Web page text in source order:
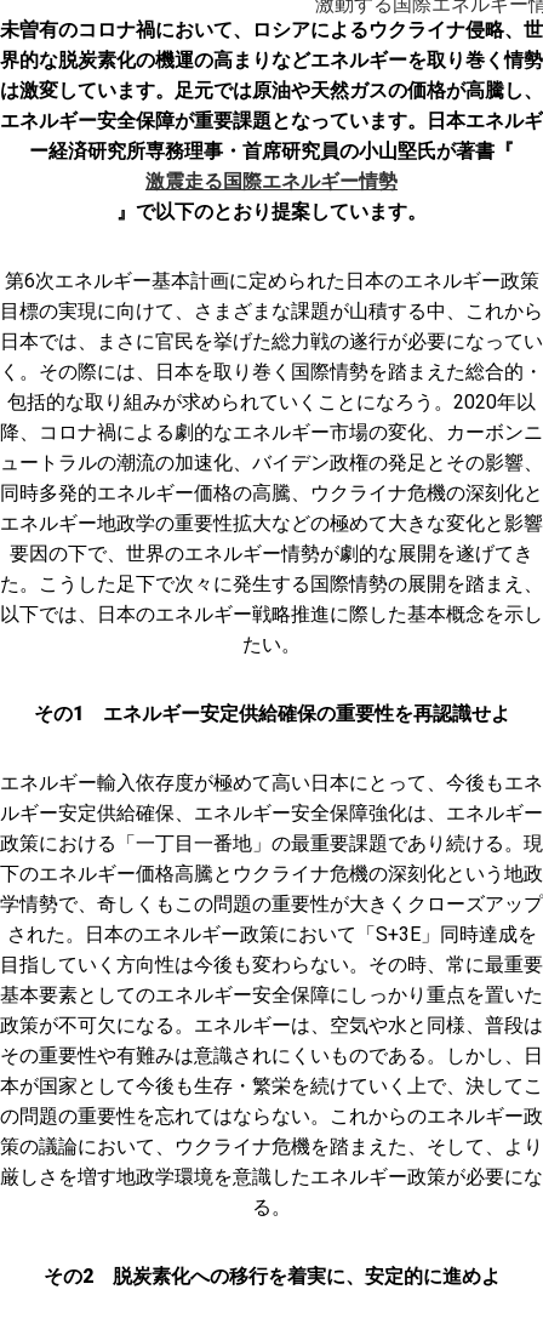
日:
未曽有のコロナ禍において、ロシアによるウクライナ侵略、世
界的な脱炭素化の機運の高まりなどエネルギーを取り巻く情勢
は激変しています。足元では原油や天然ガスの価格が高騰し、
エネルギー安全保障が重要課題となっています。日本エネルギ
ー経済研究所専務理事・首席研究員の小山堅氏が著書『
激震走る国際エネルギー情勢
』で以下のとおり提案しています。
第6次エネルギー基本計画に定められた日本のエネルギー政策
目標の実現に向けて、さまざまな課題が山積する中、これから
日本では、まさに官民を挙げた総力戦の遂行が必要になってい
く。その際には、日本を取り巻く国際情勢を踏まえた総合的・
包括的な取り組みが求められていくことになろう。2020年以
降、コロナ禍による劇的なエネルギー市場の変化、カーボンニ
ュートラルの潮流の加速化、バイデン政権の発足とその影響、
同時多発的エネルギー価格の高騰、ウクライナ危機の深刻化と
エネルギー地政学の重要性拡大などの極めて大きな変化と影響
要因の下で、世界のエネルギー情勢が劇的な展開を遂げてき
た。こうした足下で次々に発生する国際情勢の展開を踏まえ、
以下では、日本のエネルギー戦略推進に際した基本概念を示し
たい。
その1 エネルギー安定供給確保の重要性を再認識せよ
エネルギー輸入依存度が極めて高い日本にとって、今後もエネ
ルギー安定供給確保、エネルギー安全保障強化は、エネルギー
政策における「一丁目一番地」の最重要課題であり続ける。現
下のエネルギー価格高騰とウクライナ危機の深刻化という地政
学情勢で、奇しくもこの問題の重要性が大きくクローズアップ
された。日本のエネルギー政策において「S+3E」同時達成を
目指していく方向性は今後も変わらない。その時、常に最重要
基本要素としてのエネルギー安全保障にしっかり重点を置いた
政策が不可欠になる。エネルギーは、空気や水と同様、普段は
その重要性や有難みは意識されにくいものである。しかし、日
本が国家として今後も生存・繁栄を続けていく上で、決してこ
の問題の重要性を忘れてはならない。これからのエネルギー政
策の議論において、ウクライナ危機を踏まえた、そして、より
厳しさを増す地政学環境を意識したエネルギー政策が必要にな
る。
その2 脱炭素化への移行を着実に、安定的に進めよ